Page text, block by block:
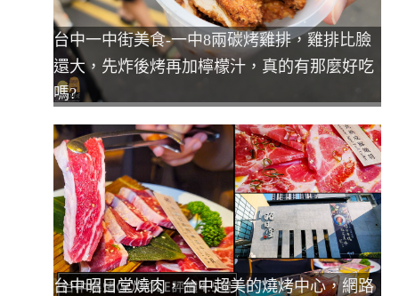
台中一中街美食-一中8兩碳烤雞排，雞排比臉
還大，先炸後烤再加檸檬汁，真的有那麼好吃
嗎?
台中昭日堂燒肉，台中超美的燒烤中心，網路